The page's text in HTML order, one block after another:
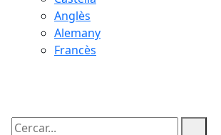
Anglès
Alemany
Francès